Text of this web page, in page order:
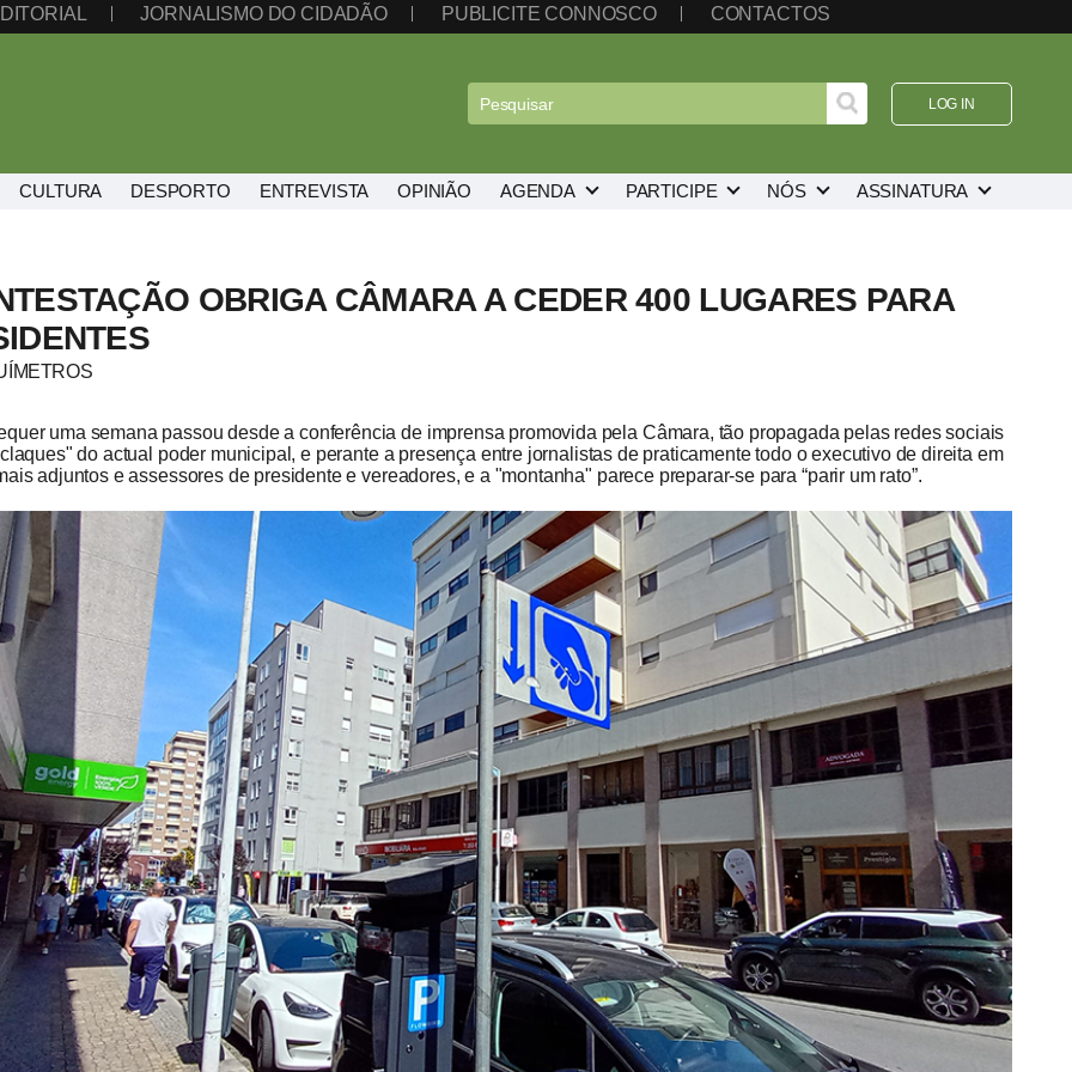
JORNALISMO DO CIDADÃO PUBLICITE CONNOSCO CONTACTOS
LOG IN
CULTURA DESPORTO ENTREVISTA
OPINIÃO
OBRIGA CÂMARA A CEDER 400 LUGARES PARA
uma semana passou desde a conferência de imprensa promovida pela Câmara, tão propagada pelas redes sociais
do actual poder municipal, e perante a presença entre jornalistas de praticamente todo o executivo de direita em
adjuntos e assessores de presidente e vereadores, e a "montanha" parece preparar-se para “parir um rato”.